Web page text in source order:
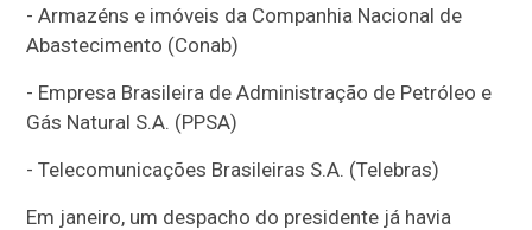
- Armazéns e imóveis da Companhia Nacional de
Abastecimento (Conab)
- Empresa Brasileira de Administração de Petróleo e
Gás Natural S.A. (PPSA)
- Telecomunicações Brasileiras S.A. (Telebras)
Em janeiro, um despacho do presidente já havia